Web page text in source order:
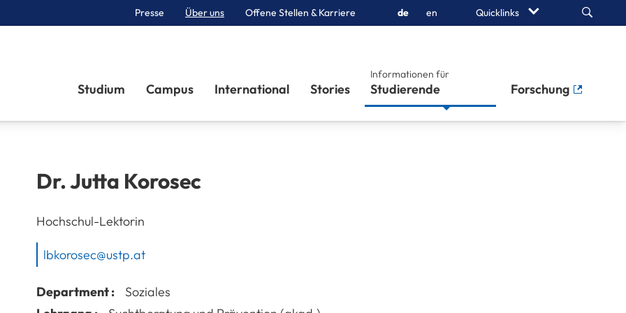
Presse Über uns Offene Stellen & Karriere de en Quicklinks Search
Studium Campus International Stories
Informationen für
Studierende Forschung
Dr.Jutta Korosec
Hochschul-Lektorin
lbkorosec@ustp.at
Department :
Soziales